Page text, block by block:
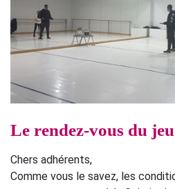
Le rendez-vous du
Chers adhérents,
Comme vous le savez, les